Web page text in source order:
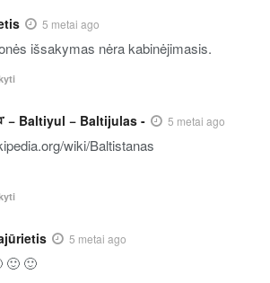
5 metai ago
išsakymas nėra kabinėjimasis.
− Baltiyul − Baltijulas - 5 metai ago
wiki/Baltistanas
5 metai ago
🙂 🙂